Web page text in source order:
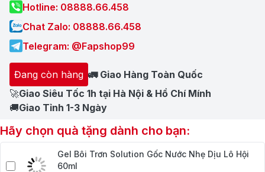
Hotline: 08888.66.458
Chat Zalo: 08888.66.458
Telegram: @Fapshop99
Đang còn hàng 🚛 Giao Hàng Toàn Quốc
🚀Giao Siêu Tốc 1h tại Hà Nội & Hồ Chí Mính
🚚Giao Tỉnh 1-3 Ngày
Hãy chọn quà tặng dành cho bạn:
Gel Bôi Trơn Solution Gốc Nước Nhẹ Dịu Lô Hội
60ml